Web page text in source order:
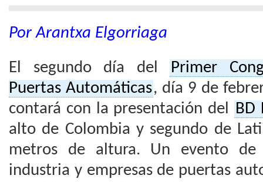
Por Arantxa Elgorriaga
El segundo día del
Primer
Puertas Automáticas, día 9 de
contará con la presentación del BD
alto de Colombia y segundo de
metros de altura. Un evento
industria y empresas de puertas